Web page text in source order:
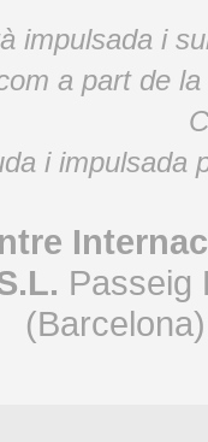
impulsada i
a part de
i impulsada
Passeig